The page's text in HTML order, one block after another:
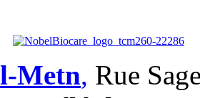
Metn, Rue